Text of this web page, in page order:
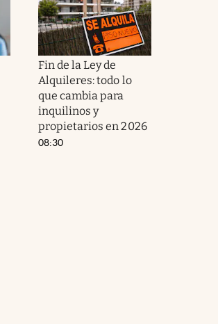
Fin de la Ley de
Alquileres: todo lo
que cambia para
inquilinos y
propietarios en 2026
08:30